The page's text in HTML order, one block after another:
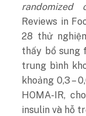
Reviews in
28 thử
thấy bổ sung
trung bình
khoảng 0,3 –
HOMA-IR,
insulin và hỗ